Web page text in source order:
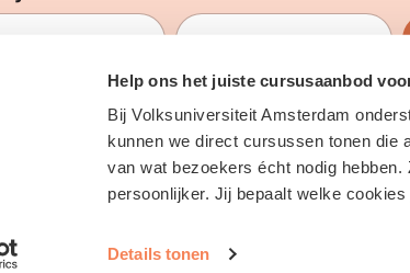
Help ons het juiste cursusaanbod
Bij Volksuniversiteit Amsterdam
kunnen we direct cursussen tonen die
van wat bezoekers écht nodig
persoonlijker. Jij bepaalt welke cookies
Details tonen
ons op social media
Volksuniversiteit Amsterdam · Powered by